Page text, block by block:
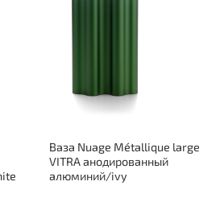
Ваза Nuage Métallique large
VITRA анодированный
алюминий/ivy